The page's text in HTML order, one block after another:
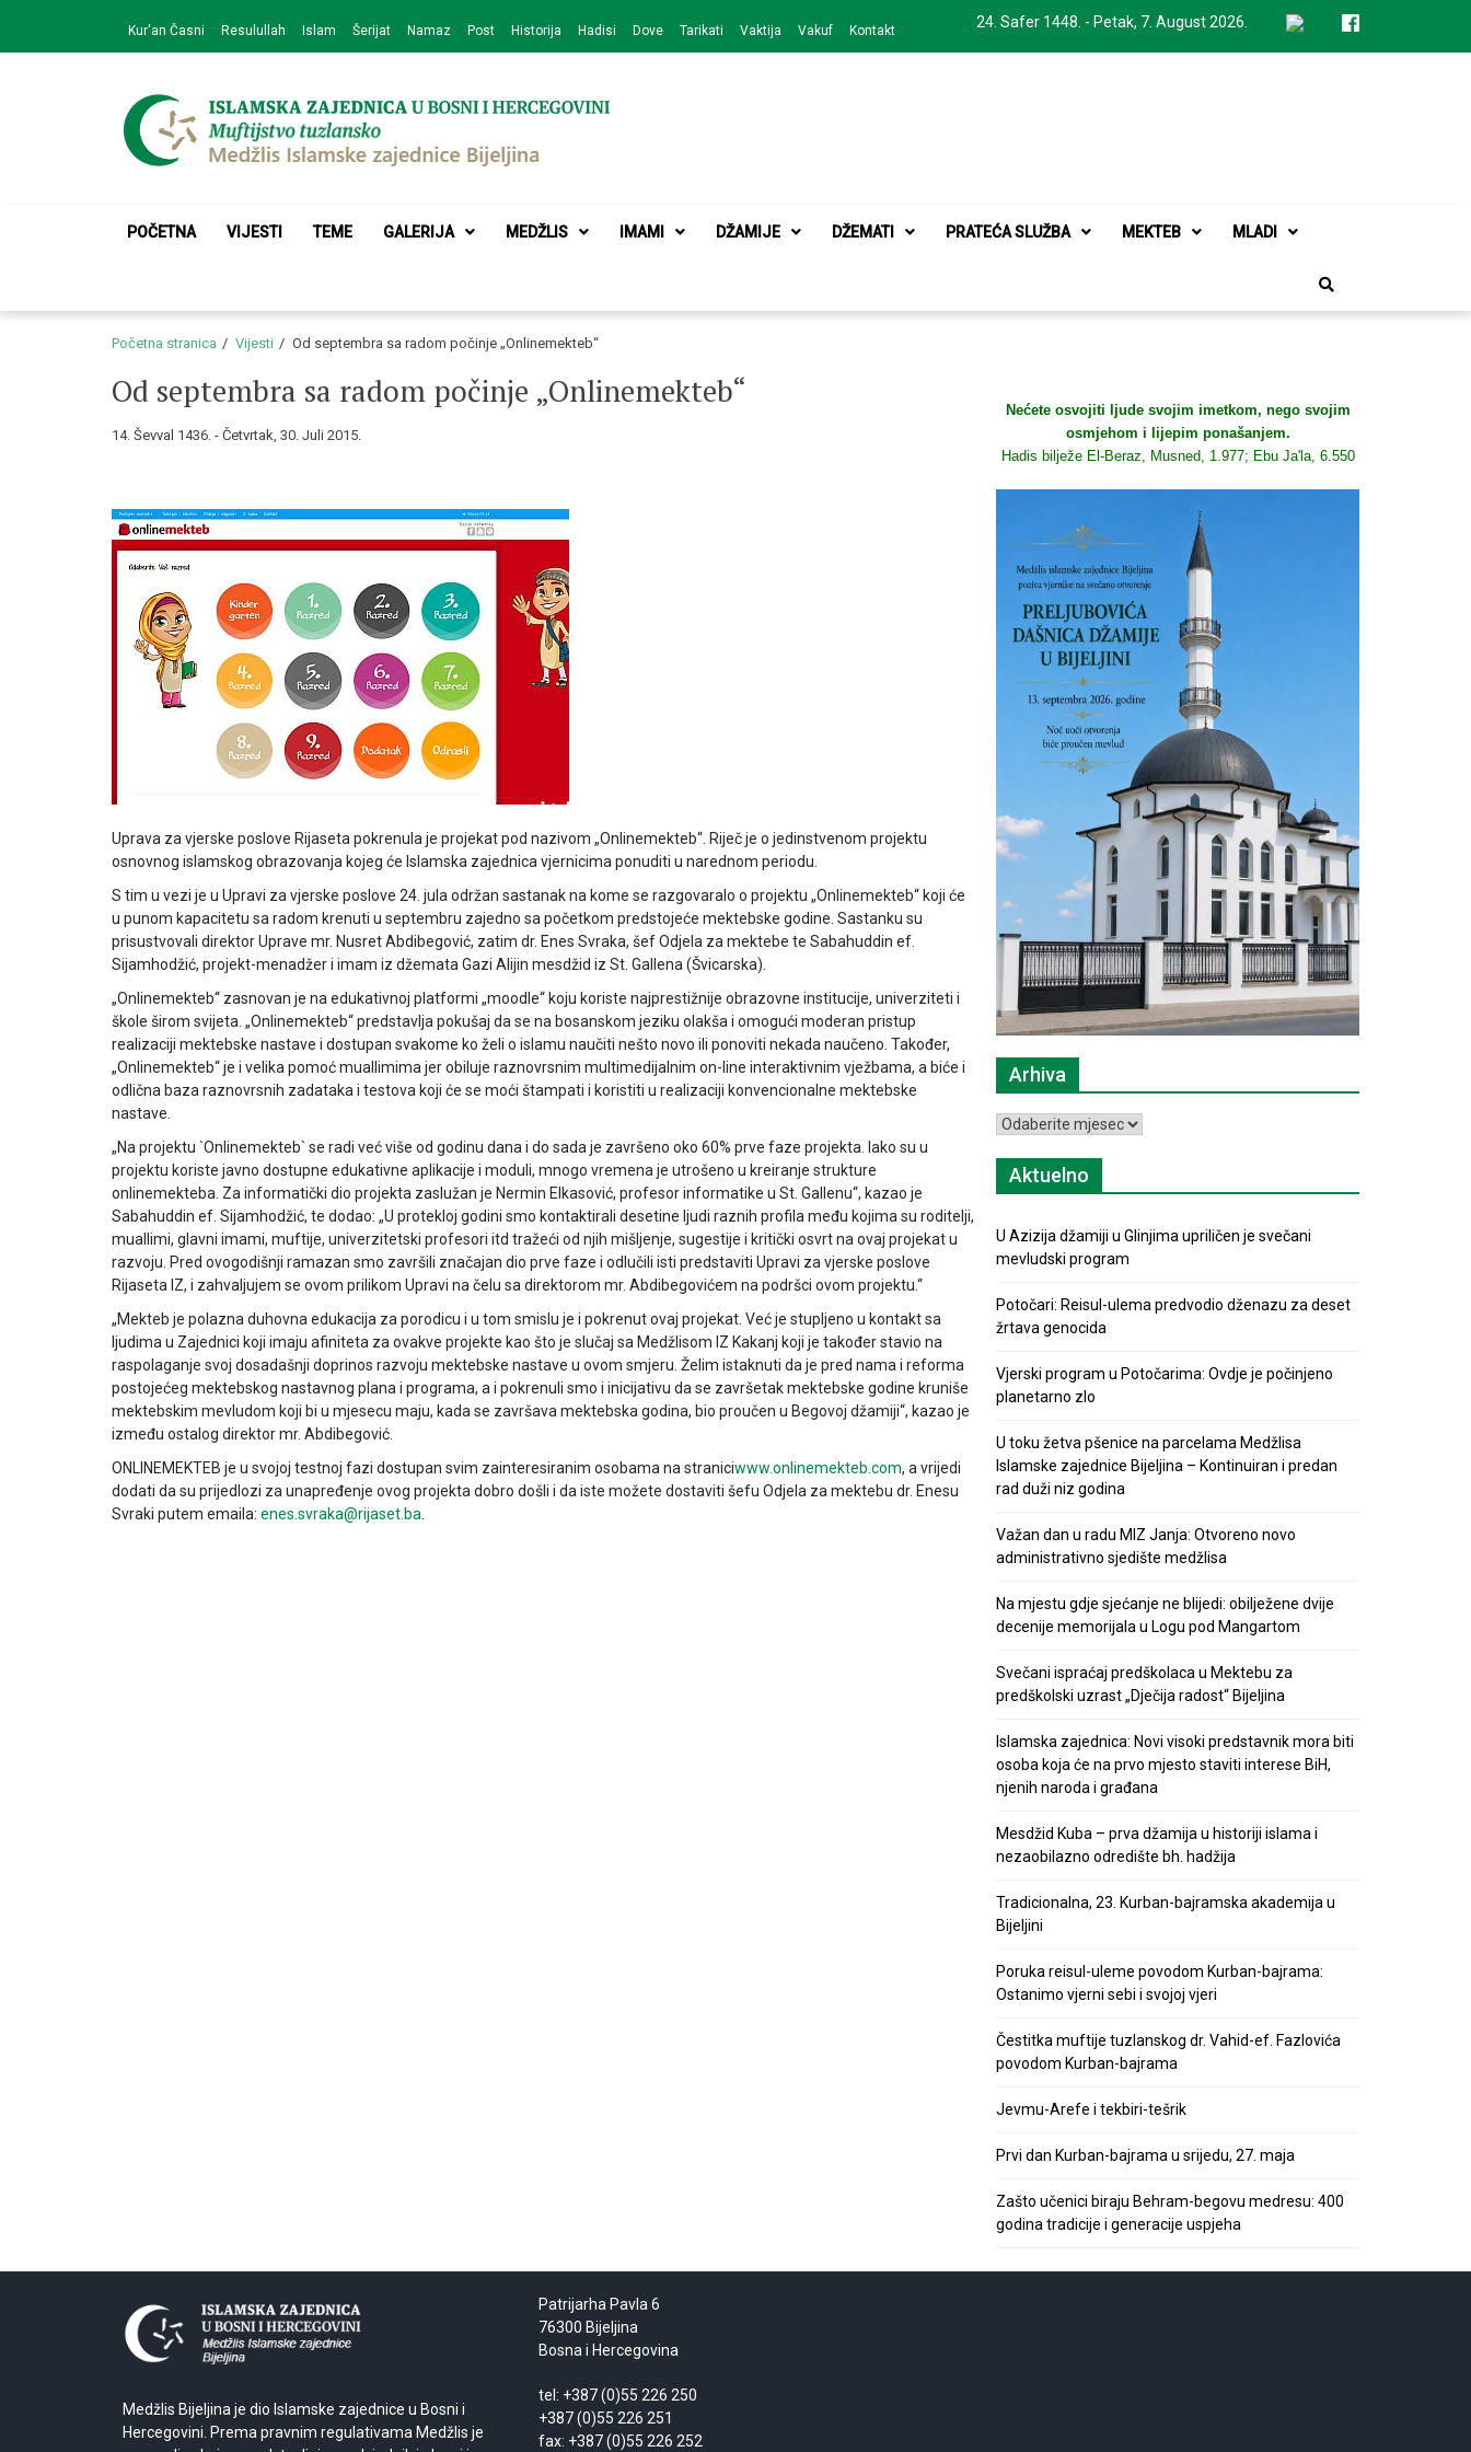
navigation
content
24. Safer 1448. - Petak, 7. August 2026.
Kur'an Časni Resulullah Islam Šerijat Namaz Post Historija Hadisi Dove Tarikati Vaktija Vakuf Kontakt
Medžlis Islamske zajednice Bijeljina
POČETNA VIJESTI TEME GALERIJA MEDŽLIS IMAMI DŽAMIJE DŽEMATI PRATEĆA SLUŽBA MEKTEB MLADI
Početna stranica Vijesti Od septembra sa radom počinje „Onlinemekteb“
Od septembra sa radom počinje „Onlinemekteb“
14. Ševval 1436. - Četvrtak, 30. Juli 2015.
Uprava za vjerske poslove Rijaseta pokrenula je projekat pod nazivom „Onlinemekteb“. Riječ je o jedinstvenom projektu
osnovnog islamskog obrazovanja kojeg će Islamska zajednica vjernicima ponuditi u narednom periodu.
S tim u vezi je u Upravi za vjerske poslove 24. jula održan sastanak na kome se razgovaralo o projektu „Onlinemekteb“ koji će
u punom kapacitetu sa radom krenuti u septembru zajedno sa početkom predstojeće mektebske godine. Sastanku su
prisustvovali direktor Uprave mr. Nusret Abdibegović, zatim dr. Enes Svraka, šef Odjela za mektebe te Sabahuddin ef.
Sijamhodžić, projekt-menadžer i imam iz džemata Gazi Alijin mesdžid iz St. Gallena (Švicarska).
„Onlinemekteb“ zasnovan je na edukativnoj platformi „moodle“ koju koriste najprestižnije obrazovne institucije, univerziteti i
škole širom svijeta. „Onlinemekteb“ predstavlja pokušaj da se na bosanskom jeziku olakša i omogući moderan pristup
realizaciji mektebske nastave i dostupan svakome ko želi o islamu naučiti nešto novo ili ponoviti nekada naučeno. Također,
„Onlinemekteb“ je i velika pomoć muallimima jer obiluje raznovrsnim multimedijalnim on-line interaktivnim vježbama, a biće i
odlična baza raznovrsnih zadataka i testova koji će se moći štampati i koristiti u realizaciji konvencionalne mektebske
nastave.
„Na projektu `Onlinemekteb` se radi već više od godinu dana i do sada je završeno oko 60% prve faze projekta. Iako su u
projektu koriste javno dostupne edukativne aplikacije i moduli, mnogo vremena je utrošeno u kreiranje strukture
onlinemekteba. Za informatički dio projekta zaslužan je Nermin Elkasović, profesor informatike u St. Gallenu“, kazao je
Sabahuddin ef. Sijamhodžić, te dodao: „U protekloj godini smo kontaktirali desetine ljudi raznih profila među kojima su roditelji,
muallimi, glavni imami, muftije, univerzitetski profesori itd tražeći od njih mišljenje, sugestije i kritički osvrt na ovaj projekat u
razvoju. Pred ovogodišnji ramazan smo završili značajan dio prve faze i odlučili isti predstaviti Upravi za vjerske poslove
Rijaseta IZ, i zahvaljujem se ovom prilikom Upravi na čelu sa direktorom mr. Abdibegovićem na podršci ovom projektu.“
„Mekteb je polazna duhovna edukacija za porodicu i u tom smislu je i pokrenut ovaj projekat. Već je stupljeno u kontakt sa
ljudima u Zajednici koji imaju afiniteta za ovakve projekte kao što je slučaj sa Medžlisom IZ Kakanj koji je također stavio na
raspolaganje svoj dosadašnji doprinos razvoju mektebske nastave u ovom smjeru. Želim istaknuti da je pred nama i reforma
postojećeg mektebskog nastavnog plana i programa, a i pokrenuli smo i inicijativu da se završetak mektebske godine kruniše
mektebskim mevludom koji bi u mjesecu maju, kada se završava mektebska godina, bio proučen u Begovoj džamiji“, kazao je
između ostalog direktor mr. Abdibegović.
ONLINEMEKTEB je u svojoj testnoj fazi dostupan svim zainteresiranim osobama na straniciwww.onlinemekteb.com, a vrijedi
dodati da su prijedlozi za unapređenje ovog projekta dobro došli i da iste možete dostaviti šefu Odjela za mektebu dr. Enesu
Svraki putem emaila: enes.svraka@rijaset.ba
Nećete osvojiti ljude svojim imetkom, nego svojim
osmjehom i lijepim ponašanjem.
Hadis bilježe El-Beraz, Musned, 1.977; Ebu Ja'la, 6.550
Arhiva
Arhiva
Aktuelno
U Azizija džamiji u Glinjima upriličen je svečani
mevludski program
Potočari: Reisul-ulema predvodio dženazu za deset
žrtava genocida
Vjerski program u Potočarima: Ovdje je počinjeno
planetarno zlo
U toku žetva pšenice na parcelama Medžlisa
Islamske zajednice Bijeljina – Kontinuiran i predan
rad duži niz godina
Važan dan u radu MIZ Janja: Otvoreno novo
administrativno sjedište medžlisa
Na mjestu gdje sjećanje ne blijedi: obilježene dvije
decenije memorijala u Logu pod Mangartom
Svečani ispraćaj predškolaca u Mektebu za
predškolski uzrast „Dječija radost“ Bijeljina
Islamska zajednica: Novi visoki predstavnik mora biti
osoba koja će na prvo mjesto staviti interese BiH,
njenih naroda i građana
Mesdžid Kuba – prva džamija u historiji islama i
nezaobilazno odredište bh. hadžija
Tradicionalna, 23. Kurban-bajramska akademija u
Bijeljini
Poruka reisul-uleme povodom Kurban-bajrama:
Ostanimo vjerni sebi i svojoj vjeri
Čestitka muftije tuzlanskog dr. Vahid-ef. Fazlovića
povodom Kurban-bajrama
Jevmu-Arefe i tekbiri-tešrik
Prvi dan Kurban-bajrama u srijedu, 27. maja
Zašto učenici biraju Behram-begovu medresu: 400
godina tradicije i generacije uspjeha
Medžlis Bijeljina je dio Islamske zajednice u Bosni i
Hercegovini. Prema pravnim regulativama Medžlis je
Patrijarha Pavla 6
76300 Bijeljina
Bosna i Hercegovina
tel: +387 (0)55 226 250
+387 (0)55 226 251
fax: +387 (0)55 226 252